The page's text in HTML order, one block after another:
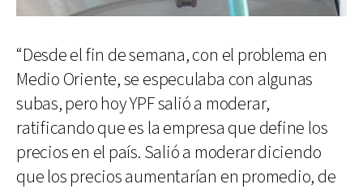
“Desde el fin de semana, con el problema en
Medio Oriente, se especulaba con algunas
subas, pero hoy YPF salió a moderar,
ratificando que es la empresa que define los
precios en el país. Salió a moderar diciendo
que los precios aumentarían en promedio, de